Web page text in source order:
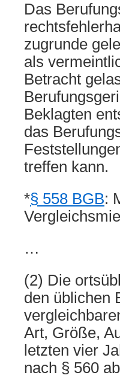
Das
zugrunde
als
Betracht
Beklagten
das
treffen kann.
*§ 558 BGB:
…
(2) Die
den üblichen
Art, Größe,
letzten vier
nach § 560